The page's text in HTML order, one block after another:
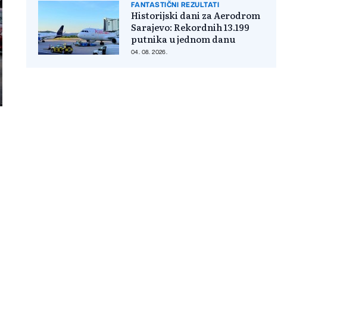
FANTASTIČNI REZULTATI
Historijski dani za Aerodrom
Sarajevo: Rekordnih 13.199
putnika u jednom danu
04. 08. 2026.